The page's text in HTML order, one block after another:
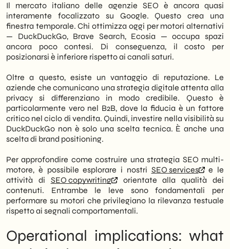
Il mercato italiano delle agenzie SEO è ancora quasi
interamente focalizzato su Google. Questo crea una
finestra temporale. Chi ottimizza oggi per motori alternativi
— DuckDuckGo, Brave Search, Ecosia — occupa spazi
ancora poco contesi. Di conseguenza, il costo per
posizionarsi è inferiore rispetto ai canali saturi.
Oltre a questo, esiste un vantaggio di reputazione. Le
aziende che comunicano una strategia digitale attenta alla
privacy si differenziano in modo credibile. Questo è
particolarmente vero nel B2B, dove la fiducia è un fattore
critico nel ciclo di vendita. Quindi, investire nella visibilità su
DuckDuckGo non è solo una scelta tecnica. È anche una
scelta di brand positioning.
Per approfondire come costruire una strategia SEO multi-
motore, è possibile esplorare i nostri SEO services
e le
attività di SEO copywriting
orientate alla qualità dei
contenuti. Entrambe le leve sono fondamentali per
performare su motori che privilegiano la rilevanza testuale
rispetto ai segnali comportamentali.
Operational implications: what